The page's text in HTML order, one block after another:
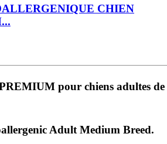
CHIEN
pour chiens adultes de
Adult Medium Breed.